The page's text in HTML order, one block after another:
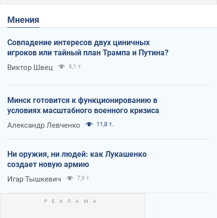
Мнения
Совпадение интересов двух циничных
игроков или тайный план Трампа и Путина?
Виктор Швец 6,1 т.
Минск готовится к функционированию в
условиях масштабного военного кризиса
Александр Левченко 11,8 т.
Ни оружия, ни людей: как Лукашенко
создает новую армию
Игар Тышкевич 7,9 т.